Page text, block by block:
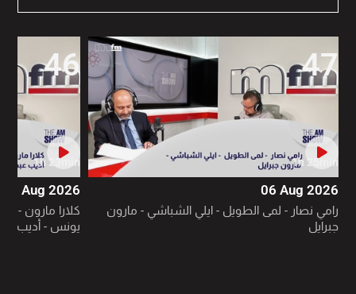
2026 - 47 حلقة
47
1h 25min
06 Aug 2026
رامي نصار - لمى الطويل - ايلي الشباشي - مارون
جبرايل
46
1h 23min
05 Aug 2026
كلارا مارون -
يونس - أديب